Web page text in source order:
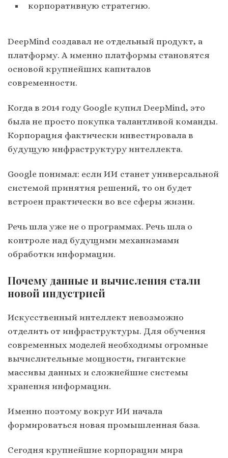
корпоративную стратегию.
DeepMind создавал не отдельный продукт, а
платформу. А именно платформы становятся
основой крупнейших капиталов
современности.
Когда в 2014 году Google купил DeepMind, это
была не просто покупка талантливой команды.
Корпорация фактически инвестировала в
будущую инфраструктуру интеллекта.
Google понимал: если ИИ станет универсальной
системой принятия решений, то он будет
встроен практически во все сферы жизни.
Речь шла уже не о программах. Речь шла о
контроле над будущими механизмами
обработки информации.
Почему данные и вычисления стали
новой индустрией
Искусственный интеллект невозможно
отделить от инфраструктуры. Для обучения
современных моделей необходимы огромные
вычислительные мощности, гигантские
массивы данных и сложнейшие системы
хранения информации.
Именно поэтому вокруг ИИ начала
формироваться новая промышленная база.
Сегодня крупнейшие корпорации мира